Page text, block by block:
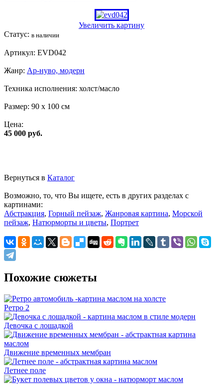
Увеличить картину
Статус: в наличии
Артикул: EVD042
Жанр: Ар-нуво, модерн
Техника исполнения: холст/масло
Размер: 90 x 100 см
Цена:
45 000 руб.
Вернуться в Каталог
Возможно, то, что Вы ищете, есть в других разделах с
картинами:
Абстракция, Горный пейзаж, Жанровая картина, Морской
пейзаж, Натюрморты и цветы, Портрет
Похожие сюжеты
Ретро 2
Девочка с лошадкой
Движение временных мембран
Летнее поле